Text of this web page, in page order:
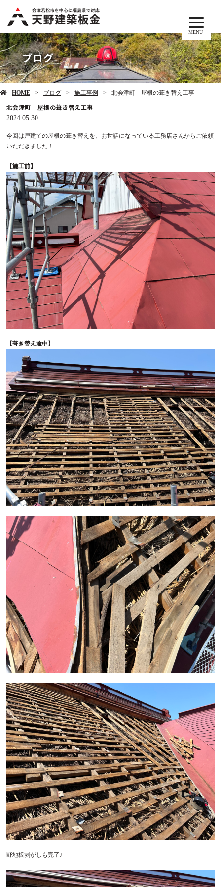
MENU
ブログ
HOME ブログ 施工事例 北会津町 屋根の葺き替え工事
北会津町 屋根の葺き替え工事
2024.05.30
今回は戸建ての屋根の葺き替えを、お世話になっている工務店さんからご依頼
いただきました！
【施工前】
【葺き替え途中】
野地板剥がしも完了♪